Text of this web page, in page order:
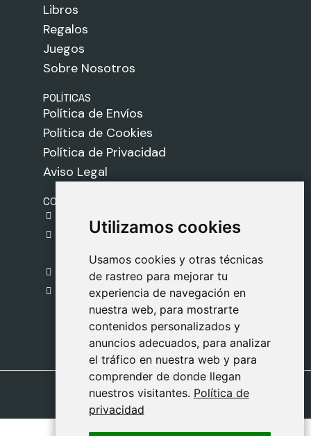
Utilizamos cookies
Usamos cookies y otras técnicas
de rastreo para mejorar tu
experiencia de navegación en
nuestra web, para mostrarte
contenidos personalizados y
anuncios adecuados, para analizar
el tráfico en nuestra web y para
comprender de donde llegan
nuestros visitantes. Política de
privacidad
Utilizamos cookies
Usamos cookies y otras técnicas
de rastreo para mejorar tu
experiencia de navegación en
nuestra web, para mostrarte
contenidos personalizados y
anuncios adecuados, para analizar
el tráfico en nuestra web y para
comprender de donde llegan
nuestros visitantes. Política de
privacidad
Libros
Regalos
Juegos
Sobre Nosotros
POLÍTICAS
Política de Envíos
Política de Cookies
Política de Privacidad
Aviso Legal
CONTACTO
C. del Pradillo, 6, 28770 Colmenar Viejo,
Madrid
918 459 877
Lunes a Viernes
09:00 - 13:00